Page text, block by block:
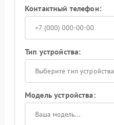
Контактный телефон:
Тип устройства:
Выберите тип устройства
Модель устройства: